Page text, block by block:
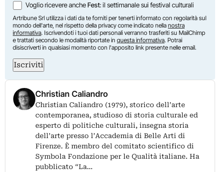
Voglio ricevere ancheFest: il settimanale sui festival culturali
Artribune Srl utilizza i dati da te forniti per tenerti informato con regolarità sul
mondo dell'arte, nel rispetto della privacy come indicato nella nostra
informativa. Iscrivendoti i tuoi dati personali verranno trasferiti su MailChimp
e trattati secondo le modalità riportate in questa informativa. Potrai
disiscriverti in qualsiasi momento con l'apposito link presente nelle email.
Iscriviti
Christian Caliandro
Christian Caliandro (1979), storico dell’arte
contemporanea, studioso di storia culturale ed
esperto di politiche culturali, insegna storia
dell’arte presso l’Accademia di Belle Arti di
Firenze. È membro del comitato scientifico di
Symbola Fondazione per le Qualità italiane. Ha
pubblicato “La…